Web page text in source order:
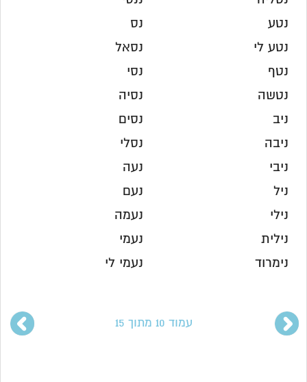
נטע
נטע לי
נטף
נטשה
ניב
ניבה
ניבי
ניל
נילי
נילית
נימרוד
נס
נסאל
נסי
נסיה
נסים
נסלי
נעה
נעם
נעמה
נעמי
נעמי לי
עמוד 10 מתוך 15